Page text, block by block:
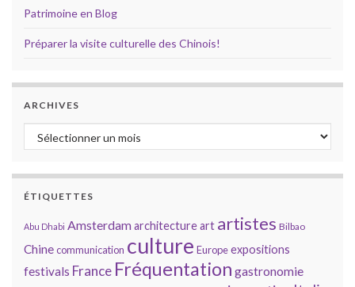
Patrimoine en Blog
Préparer la visite culturelle des Chinois!
ARCHIVES
Archives
ÉTIQUETTES
Abu Dhabi Amsterdamarchitectureart artistes Bilbao
Chinecommunication culture Europeexpositions
festivals France Fréquentation gastronomie